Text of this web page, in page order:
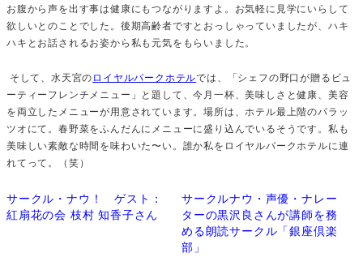
お腹から声を出す事は健康にもつながりますよ。お気軽に見学にいらして
欲しいとのことでした。後期高齢者ですとおっしゃっていましたが、ハキ
ハキとお話されるお姿から私も元気をもらいました。
そして、水天宮のロイヤルパークホテルでは、「シェフの野口が贈るビュ
ーティーフレンチメニュー」と題して、今月一杯、美味しさと健康、美容
を両立したメニューが用意されています。場所は、ホテル最上階のパラッ
ツオにて。春野菜をふんだんにメニューに盛り込んでいるそうです。私も
美味しい素敵な時間を味わいた〜い。誰か私をロイヤルパークホテルに連
れてって。（笑）
サークル・ナウ！ ゲスト：
紅扇花の会 枝村 知香子さん
サークルナウ・声優・ナレー
ターの黒沢良さんが講師を務
める朗読サークル「銀座倶楽
部」